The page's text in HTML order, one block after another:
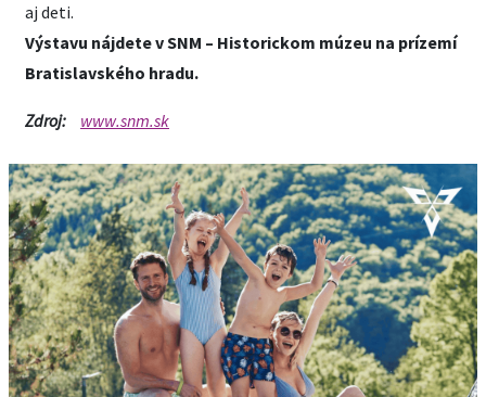
aj deti.
Výstavu nájdete v SNM – Historickom múzeu na prízemí
Bratislavského hradu.
Zdroj: www.snm.sk